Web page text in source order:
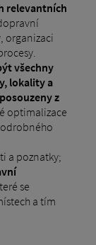
relevantních
organizaci
všechny
lokality a
z
optimalizace
a poznatky;
se
a tím